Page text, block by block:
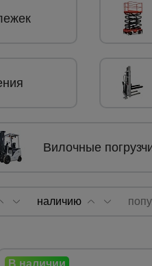
Вилочные
наличию